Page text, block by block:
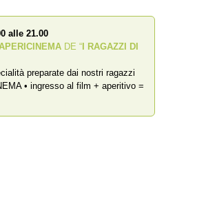
alle 21.00
DE “ I RAGAZZI DI
preparate dai nostri ragazzi
• ingresso al film + aperitivo =